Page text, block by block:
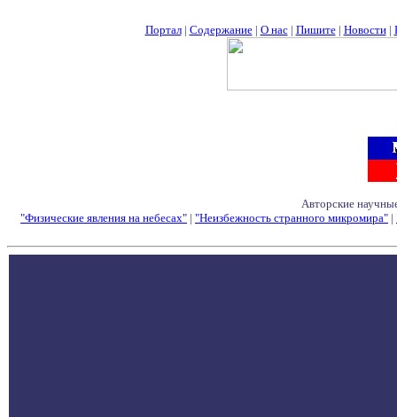
Портал| Содержание| О нас| Пишите| Новости|
Авторские
"Физические явления на небесах" | "Неизбежность странного микромира" |